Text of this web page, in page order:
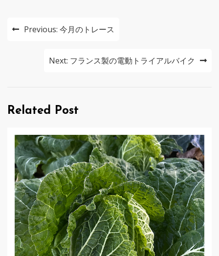
投
ー
ョ
ン
Previous: 今月のトレース
Next: フランス製の電動トライアルバイク
Related Post